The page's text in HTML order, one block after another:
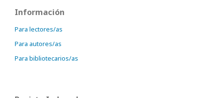
Información
Para lectores/as
Para autores/as
Para bibliotecarios/as